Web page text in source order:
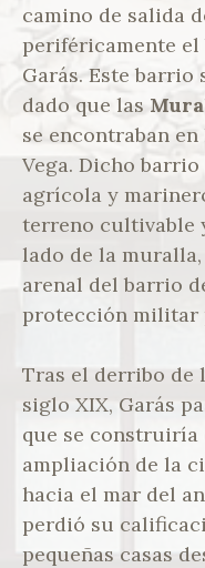
camino de salida
periféricamente
Garás. Este
dado que las
se encontraban
Vega. Dicho
agrícola y
terreno cultivable
lado de la
arenal del barrio
protección militar
Tras el derribo de
siglo XIX, Garás
que se construiría
ampliación de la
hacia el mar del
perdió su
pequeñas casas